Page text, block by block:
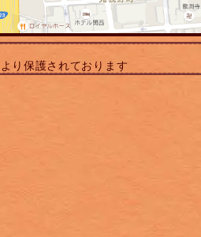
り保護されております